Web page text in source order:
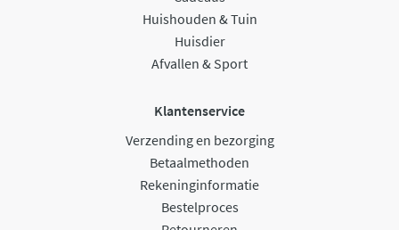
Huishouden & Tuin
Huisdier
Afvallen & Sport
Klantenservice
Verzending en bezorging
Betaalmethoden
Rekeninginformatie
Bestelproces